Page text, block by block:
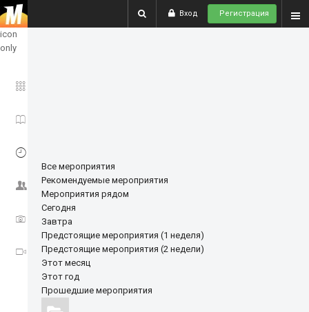
Вход Регистрация
show
icon
only
СООБЩЕСТВО
ФОТО
ВИДЕО
Все мероприятия
Рекомендуемые мероприятия
Мероприятия рядом
Сегодня
Завтра
Предстоящие мероприятия (1 неделя)
Предстоящие мероприятия (2 недели)
Этот месяц
Этот год
Прошедшие мероприятия